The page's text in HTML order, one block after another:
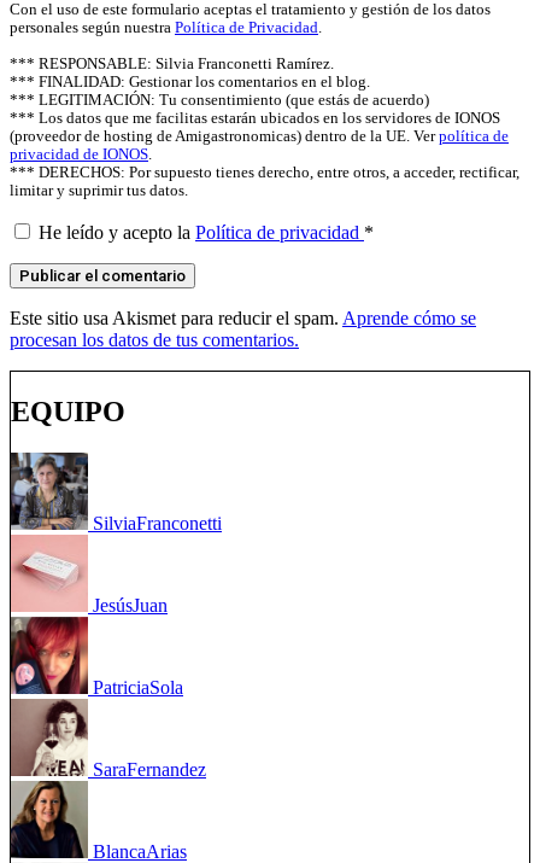
Con el uso de este formulario aceptas el tratamiento y gestión de los datos
personales según nuestra Política de Privacidad.
*** RESPONSABLE: Silvia Franconetti Ramírez.
*** FINALIDAD: Gestionar los comentarios en el blog.
*** LEGITIMACIÓN: Tu consentimiento (que estás de acuerdo)
*** Los datos que me facilitas estarán ubicados en los servidores de IONOS
(proveedor de hosting de Amigastronomicas) dentro de la UE. Verpolítica de
privacidad de IONOS.
*** DERECHOS: Por supuesto tienes derecho, entre otros, a acceder, rectificar,
limitar y suprimir tus datos.
He leído y acepto la Política de privacidad *
Este sitio usa Akismet para reducir el spam. Aprende cómo se
procesan los datos de tus comentarios.
EQUIPO
SilviaFranconetti
JesúsJuan
PatriciaSola
SaraFernandez
BlancaArias